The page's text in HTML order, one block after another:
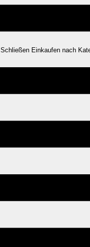
Schließen Einkaufen nach